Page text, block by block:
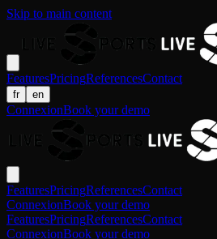
Skip to main content
FeaturesPricingReferencesContact
fr en
ConnexionBook your demo
FeaturesPricingReferencesContact
ConnexionBook your demo
FeaturesPricingReferencesContact
ConnexionBook your demo